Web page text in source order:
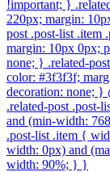
!important; }
220px; margin:
post .post-list .item
margin: 10px 0px;
none; } .related-
color: #3f3f3f;
decoration: none; }
.related-post .post-
and (min-width:
.post-list .item {
width: 0px) and
width: 90%; } }